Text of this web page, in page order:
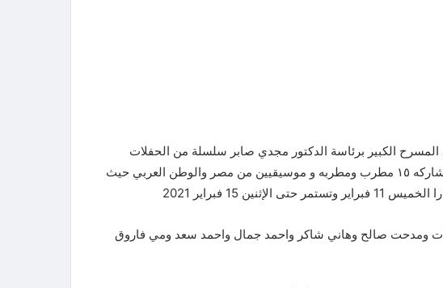
المسرح الكبير برئاسة الدكتور مجدي صابر سلسلة من الحفلات
بمناسبة عيد الحب لمده خمس ليالى متتالية بمشاركه ١٥ مطرب ومطربه و موسيقيين من مصر والوطن العربي حيث
15 فبراير 2021
ومدحت صالح وهاني شاكر واحمد جمال واحمد سعد ومي فاروق